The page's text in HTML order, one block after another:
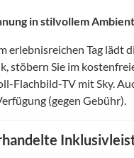
in stilvollem
erlebnisreichen Tag lädt
stöbern Sie im
Flachbild-TV mit Sky.
(gegen Gebühr).